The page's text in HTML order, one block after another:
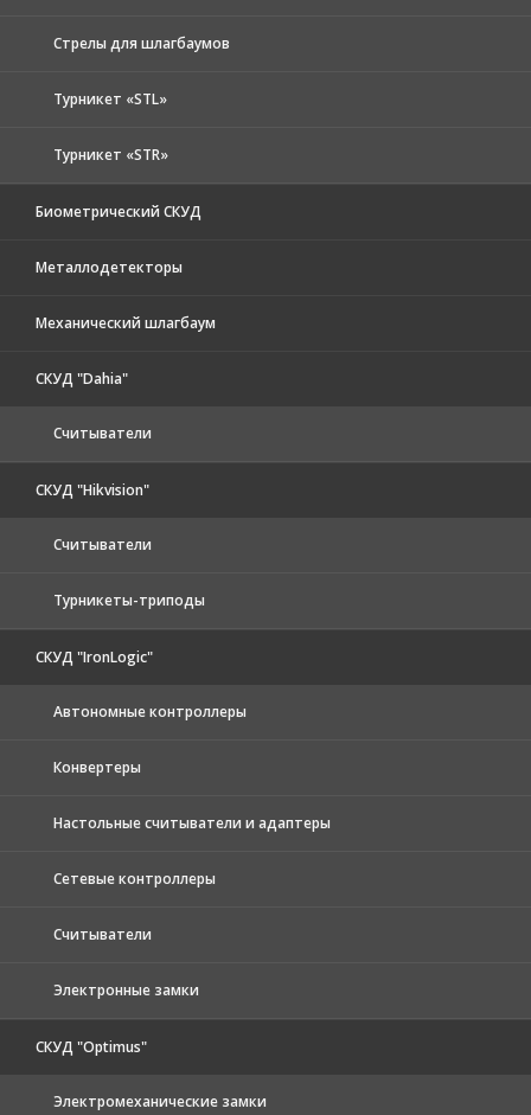
Стрелы для шлагбаумов
Турникет «STL»
Турникет «STR»
Биометрический СКУД
Металлодетекторы
Механический шлагбаум
СКУД "Dahia"
Считыватели
СКУД "Hikvision"
Считыватели
Турникеты-триподы
СКУД "IronLogic"
Автономные контроллеры
Конвертеры
Настольные считыватели и адаптеры
Сетевые контроллеры
Считыватели
Электронные замки
СКУД "Optimus"
Электромеханические замки